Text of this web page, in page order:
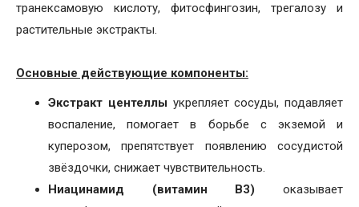
транексамовую кислоту, фитосфингозин, трегалозу и
растительные экстракты.
Основные действующие компоненты:
Экстракт центеллы укрепляет сосуды, подавляет
воспаление, помогает в борьбе с экземой и
куперозом, препятствует появлению сосудистой
звёздочки, снижает чувствительность.
Ниацинамид (витамин B3) оказывает